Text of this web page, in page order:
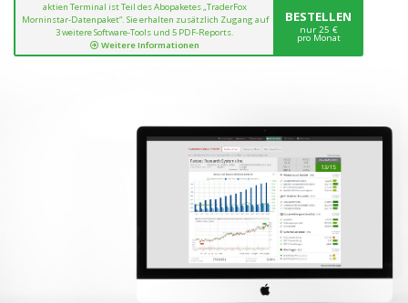
aktien Terminal ist Teil des Abopaketes „TraderFox
Morninstar-Datenpaket“. Sie erhalten zusätzlich Zugang auf
3 weitere Software-Tools und 5 PDF-Reports.
Weitere Informationen
BESTELLEN
nur 25 €
pro Monat